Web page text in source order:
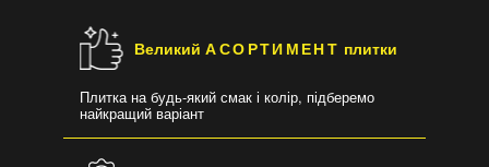
ВеликийАСОРТИМЕНТ плитки
Плитка на будь-який смак і колір, підберемо
найкращий варіант